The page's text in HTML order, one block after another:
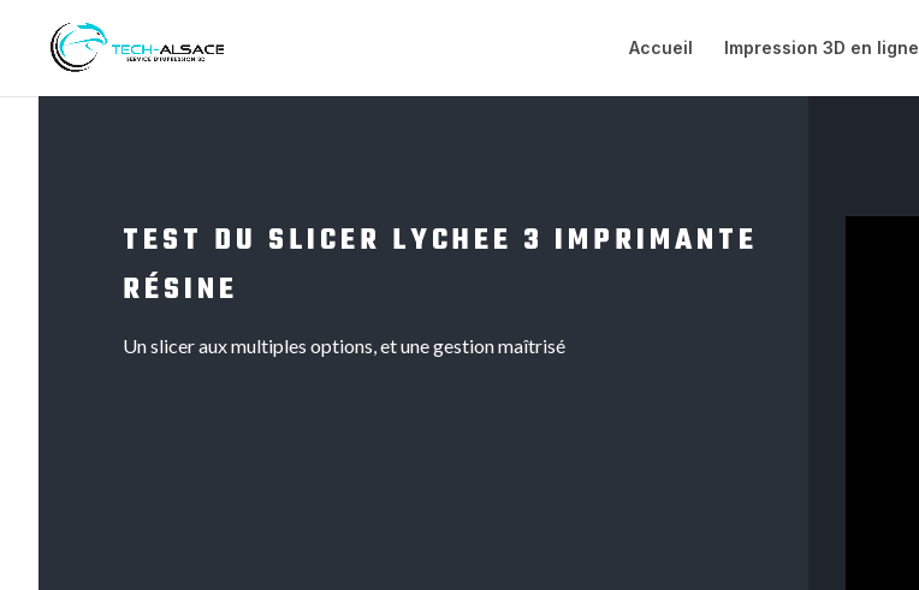
Accueil Impression 3D en ligne
TEST DU SLICER LYCHEE 3 IMPRIMANTE
RÉSINE
Un slicer aux multiples options, et une gestion maîtrisé